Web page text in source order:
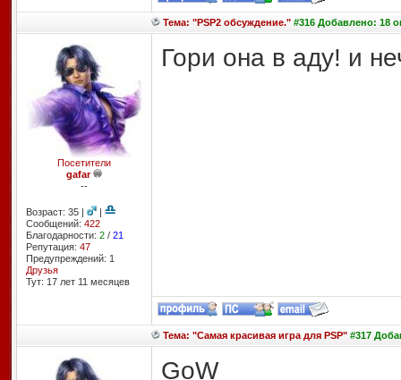
Тема: "PSP2 обсуждение."#316 Добавлено: 18
Посетители
gafar
--
Возраст: 35 |
|
Сообщений: 422
Благодарности: 2/ 21
Репутация: 47
Предупреждений: 1
Друзья
Тут: 17 лет 11 месяцев
Гори она в аду! и
Тема: "Самая красивая игра для PSP"#317
GoW